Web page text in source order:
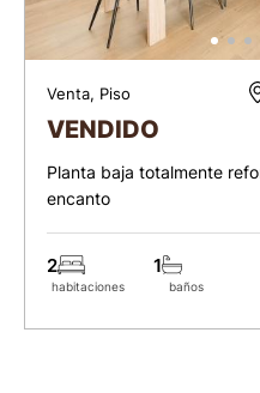
Venta, Piso
VENDIDO
Planta baja totalmente
encanto
2
habitaciones
1
baños